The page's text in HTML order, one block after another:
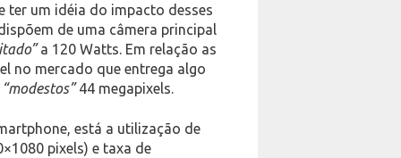
ter um idéia do impacto desses
de uma câmera principal
a 120 Watts. Em relação as
no mercado que entrega algo
“modestos”44 megapixels.
está a utilização de
pixels) e taxa de